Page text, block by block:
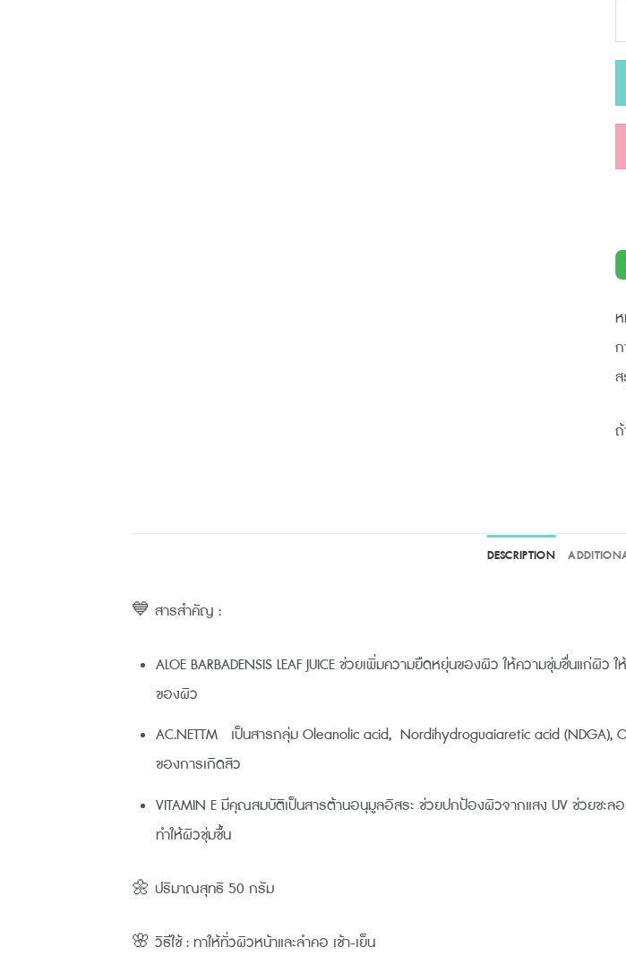
DESCRIPTION
💙 สารสำคัญ :
ALOE BARBADENSIS LEAF JUICE ช่วยเพิ่มความยืดหยุ่นของผิว ให้ความชุ่มชื่นแ
ของผิว
AC.NETTM เป็นสารกลุ่ม Oleanolic acid, Nordihydroguaiaretic acid
ของการเกิดสิว
VITAMIN E มีคุณสมบัติเป็นสารต้านอนุมูลอิสระ ช่วยปกป้องผิวจากแสง UV ช่วยช
ทำให้ผิวชุ่มชื้น
🌼 ปริมาณสุทธิ 50 กรัม
🌸 วิธีใช้ : ทาให้ทั่วผิวหน้าและลำคอ เช้า-เย็น